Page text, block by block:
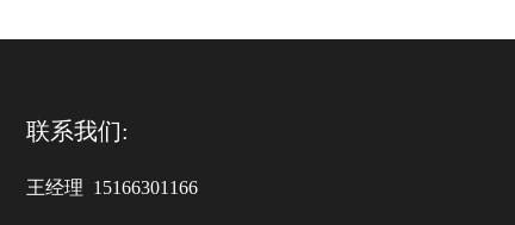
联系我们:
王经理 15166301166